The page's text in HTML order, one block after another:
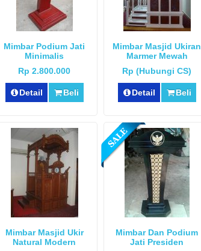
Mimbar Podium Jati
Minimalis
Rp 2.800.000
Detail Beli
Mimbar Masjid Ukiran
Marmer Mewah
Rp (Hubungi CS)
Detail Beli
Mimbar Masjid Ukir
Natural Modern
Mimbar Dan Podium
Jati Presiden